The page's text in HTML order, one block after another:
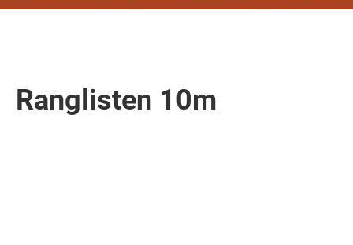
Ranglisten 10m